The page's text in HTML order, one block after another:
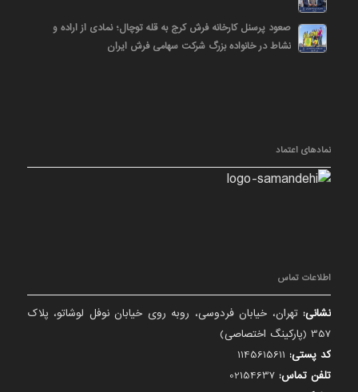
صعود پرسنل کارخانه فرش کرج به قله توچال؛ نمادی از اراده و
نشاط در خانواده بزرگ شرکت سهامی فرش ایران
نمادهای اعتماد
اطلاعات تماس
نشانی: تهران، خیابان فردوسی، روبه روی خیابان نوفل لوشاتو، پلاک
357 (پارکینگ اختصاصی)
کد پستی:
تلفن تماس: